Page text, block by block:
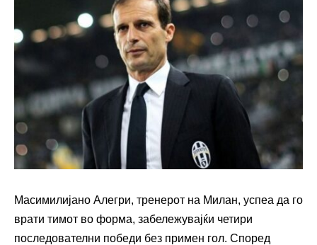
Масимилијано Алегри, тренерот на Милан, успеа да го
врати тимот во форма, забележувајќи четири
последователни победи без примен гол. Според